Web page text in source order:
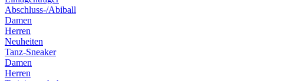
Abschluss-/Abiball
Damen
Herren
Neuheiten
Tanz-Sneaker
Damen
Herren